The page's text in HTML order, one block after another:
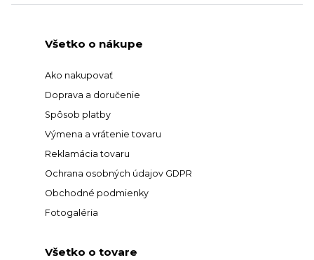
Všetko o nákupe
Ako nakupovať
Doprava a doručenie
Spôsob platby
Výmena a vrátenie tovaru
Reklamácia tovaru
Ochrana osobných údajov GDPR
Obchodné podmienky
Fotogaléria
Všetko o tovare